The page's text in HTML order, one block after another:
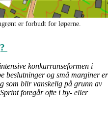
er forbudt for løperne.
konkurranseformen i
beslutninger og små marginer er
som blir vanskelig på grunn av
foregår ofte i by- eller